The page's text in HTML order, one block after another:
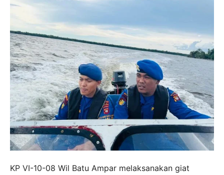
KP VI-10-08 Wil Batu Ampar melaksanakan giat